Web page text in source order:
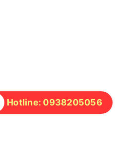
Hotline: 0938205056